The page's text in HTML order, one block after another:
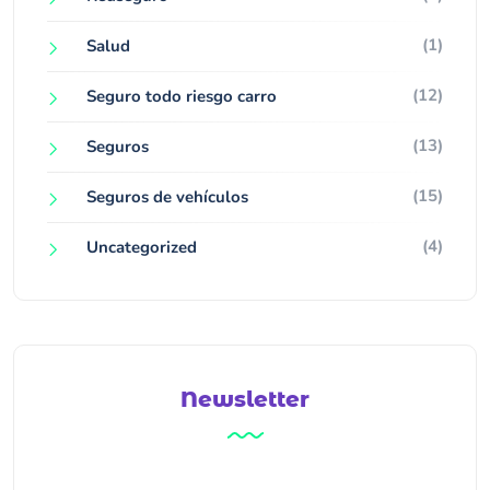
Salud (1)
Seguro todo riesgo carro (12)
Seguros (13)
Seguros de vehículos (15)
Uncategorized (4)
Newsletter